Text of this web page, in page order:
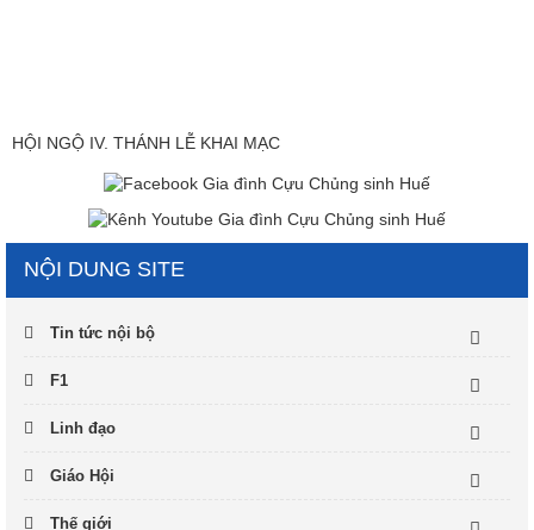
HỘI NGỘ IV. THÁNH LỄ KHAI MẠC
NỘI DUNG SITE
Tin tức nội bộ
F1
Linh đạo
Giáo Hội
Thế giới